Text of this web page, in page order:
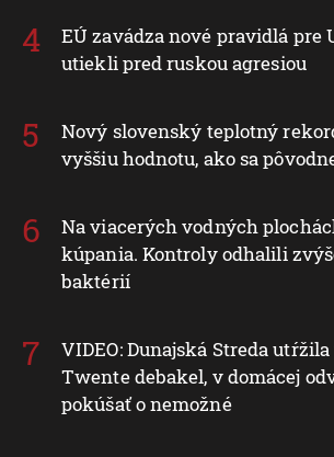
EÚ zavádza nové pravidlá pre
utiekli pred ruskou agresiou
Nový slovenský teplotný
vyššiu hodnotu, ako sa
Na viacerých vodných
kúpania. Kontroly odhalili
baktérií
VIDEO: Dunajská Streda
Twente debakel, v domácej
pokúšať o nemožné